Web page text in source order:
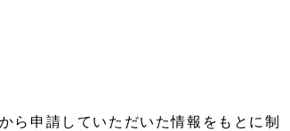
ら申請していただいた情報をもとに制